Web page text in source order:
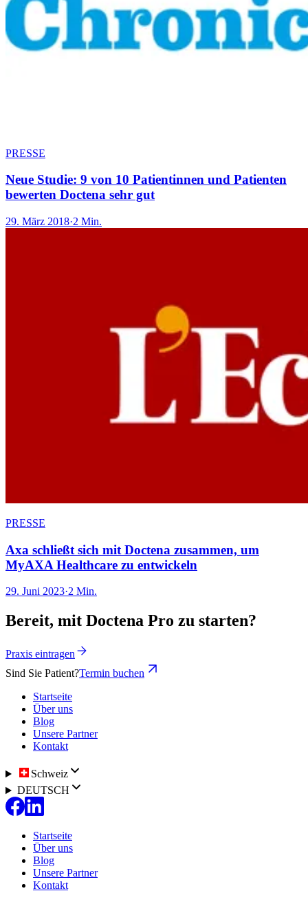
PRESSE
Neue Studie: 9 von 10 Patientinnen und Patienten
bewerten Doctena sehr gut
29. März 2018·2 Min.
PRESSE
Axa schließt sich mit Doctena zusammen, um
MyAXA Healthcare zu entwickeln
29. Juni 2023·2 Min.
Bereit, mit Doctena Pro zu starten?
Praxis eintragen
Sind Sie Patient?Termin buchen
Startseite
Über uns
Blog
Unsere Partner
Kontakt
Schweiz
DEUTSCH
Startseite
Über uns
Blog
Unsere Partner
Kontakt